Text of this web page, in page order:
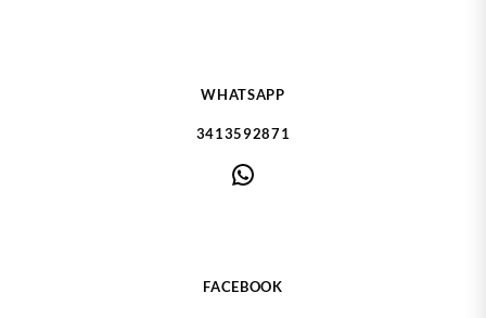
WHATSAPP
3413592871
WhatsApp
FACEBOOK